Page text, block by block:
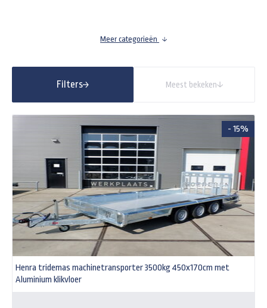
Meer categorieën
Filters Meest bekeken
- 15%
Henra tridemas machinetransporter 3500kg 450x170cm met
Aluminium klikvloer